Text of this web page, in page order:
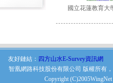
國立花蓮教育大
友好鏈結： 四方山水E-Survey資訊網
智凰網路科技股份有限公司 版權所有
Copyright